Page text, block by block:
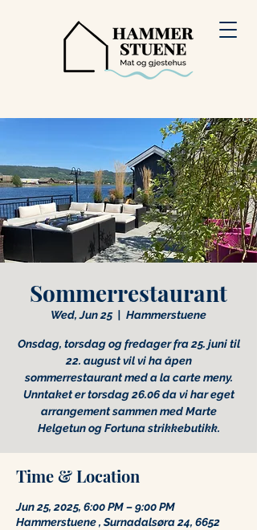
Sommerrestaurant
Wed, Jun 25
  |
Hammerstuene
Onsdag, torsdag og fredager fra 25. juni til
22. august vil vi ha åpen
sommerrestaurant med a la carte meny.
Unntaket er torsdag 26.06 da vi har eget
arrangement sammen med Marte
Time & Location
Jun 25, 2025, 6:00 PM – 9:00 PM
Hammerstuene , Surnadalsøra 24, 6652